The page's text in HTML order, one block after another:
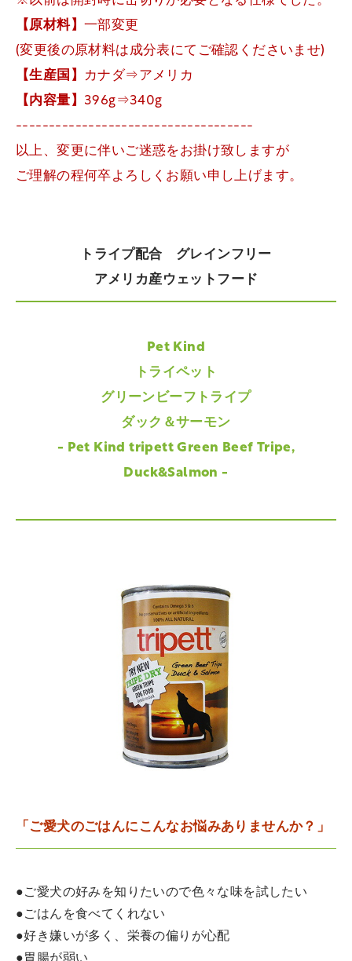
【原材料】 一部変更
(変更後の原材料は成分表にてご確認くださいませ)
【生産国】
カナダ⇒アメリカ
【内容量】 396g⇒340g
------------------------------------
以上、変更に伴いご迷惑をお掛け致しますが
ご理解の程何卒よろしくお願い申し上げます。
トライプ配合 グレインフリー
アメリカ産ウェットフード
Pet Kind
トライペット
グリーンビーフトライプ
ダック＆サーモン
- Pet Kind tripett Green Beef Tripe,
Duck&Salmon -
「ご愛犬のごはんにこんなお悩みありませんか？」
●ご愛犬の好みを知りたいので色々な味を試したい
●ごはんを食べてくれない
●好き嫌いが多く、栄養の偏りが心配
●胃腸が弱い